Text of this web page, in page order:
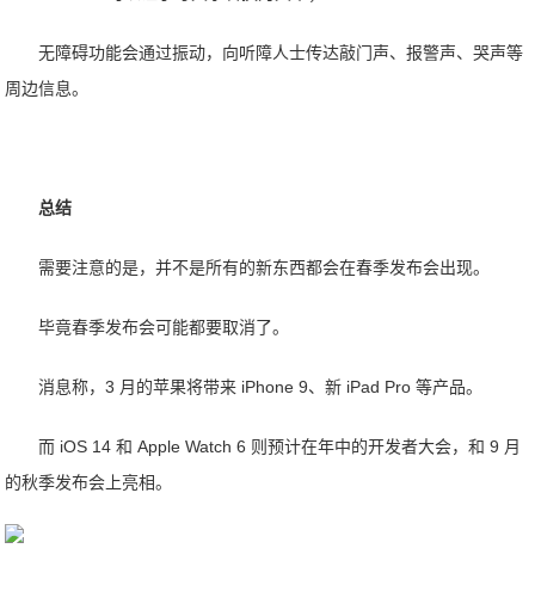
无障碍功能会通过振动，向听障人士传达敲门声、报警声、哭声等
周边信息。
总结
需要注意的是，并不是所有的新东西都会在春季发布会出现。
毕竟春季发布会可能都要取消了。
消息称，3 月的苹果将带来 iPhone 9、新 iPad Pro 等产品。
而 iOS 14 和 Apple Watch 6 则预计在年中的开发者大会，和 9 月
的秋季发布会上亮相。